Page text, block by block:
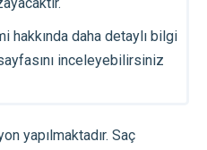
hakkında daha detaylı bilgi
inceleyebilirsiniz
yapılmaktadır. Saç